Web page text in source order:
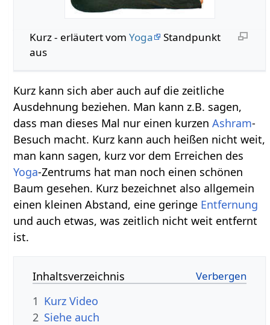
Kurz‏‎ - erläutert vom Yoga
Standpunkt
aus
Kurz kann sich aber auch auf die zeitliche
Ausdehnung beziehen. Man kann z.B. sagen,
dass man dieses Mal nur einen kurzenAshram-
Besuch macht. Kurz kann auch heißen nicht weit,
man kann sagen, kurz vor dem Erreichen des
Yoga-Zentrums hat man noch einen schönen
Baum gesehen. Kurz bezeichnet also allgemein
einen kleinen Abstand, eine geringe Entfernung
und auch etwas, was zeitlich nicht weit entfernt
ist.
Inhaltsverzeichnis
1
Kurz‏‎ Video
2 Siehe auch